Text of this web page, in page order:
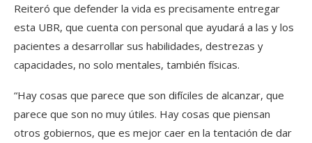
Reiteró que defender la vida es precisamente entregar
esta UBR, que cuenta con personal que ayudará a las y los
pacientes a desarrollar sus habilidades, destrezas y
capacidades, no solo mentales, también físicas.
“Hay cosas que parece que son difíciles de alcanzar, que
parece que son no muy útiles. Hay cosas que piensan
otros gobiernos, que es mejor caer en la tentación de dar